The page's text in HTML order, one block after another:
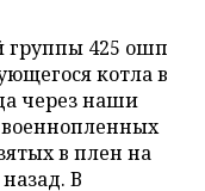
группы 425 ошп
котла в
через наши
в плен на
В